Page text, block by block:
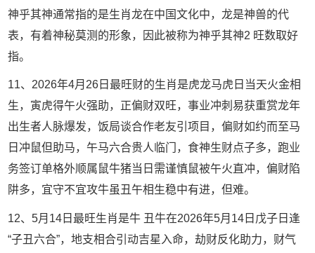
神乎其神通常指的是生肖龙在中国文化中，龙是神兽的代
表，有着神秘莫测的形象，因此被称为神乎其神2 旺数取好
指。
11、2026年4月26日最旺财的生肖是虎龙马虎日当天火金相
生，寅虎得午火强助，正偏财双旺，事业冲刺易获重赏龙年
出生者人脉爆发，饭局谈合作老友引项目，偏财如约而至马
日冲鼠但助马，午马六合贵人临门，食神生财点子多，跑业
务签订单格外顺属鼠牛猪当日需谨慎鼠被午火直冲，偏财陷
阱多，宜守不宜攻牛虽丑午相生稳中有进，但难。
12、5月14日最旺生肖是牛 丑牛在2026年5月14日戊子日逢
“子丑六合”，地支相合引动吉星入命，劫财反化助力，财气